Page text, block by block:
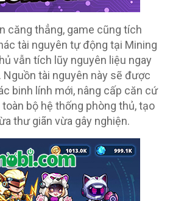
căng thẳng, game cũng tích
tài nguyên tự động tại Mining
vẫn tích lũy nguyên liệu ngay
Nguồn tài nguyên này sẽ được
binh lính mới, nâng cấp căn cứ
bộ hệ thống phòng thủ, tạo
thư giãn vừa gây nghiện.